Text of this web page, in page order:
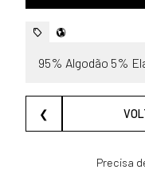
95% Algodão 5%
❮
Precisa